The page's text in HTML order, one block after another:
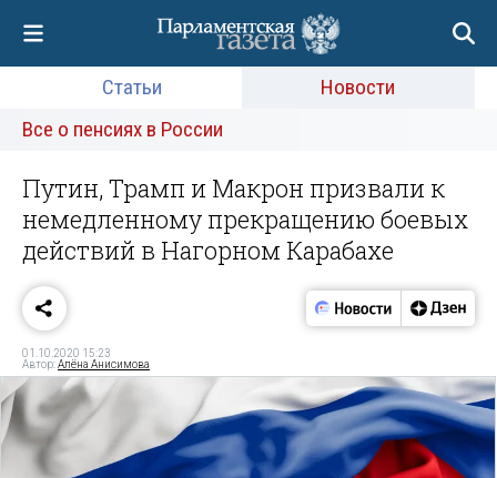
Статьи
Новости
Все о пенсиях в России
Путин, Трамп и Макрон призвали к
немедленному прекращению боевых
действий в Нагорном Карабахе
01.10.2020 15:23
Автор:Алёна Анисимова